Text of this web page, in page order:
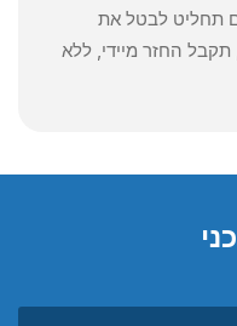
תחליט לבטל את
הבאים, תקבל החזר מיידי, ללא